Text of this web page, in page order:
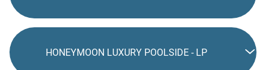
HONEYMOON LUXURY POOLSIDE - LP